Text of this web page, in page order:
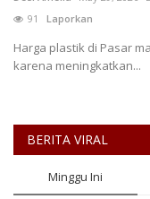
Cybers Event
UMKM & Ekonomi
91
Laporkan
Harga plastik di Pasar
karena meningkatkan...
BERITA VIRAL
Minggu Ini